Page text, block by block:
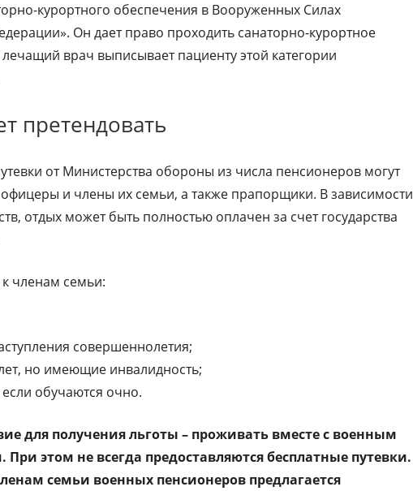
курортного обеспечения в Вооруженных Силах
Он дает право проходить санаторно-курортное
врач выписывает пациенту этой категории
претендовать
от Министерства обороны из числа пенсионеров могут
офицеры и члены их семьи, а также прапорщики. В зависимости
отдых может быть полностью оплачен за счет государства
к членам семьи:
совершеннолетия;
но имеющие инвалидность;
если обучаются очно.
для получения льготы – проживать вместе с военным
При этом не всегда предоставляются бесплатные путевки.
семьи военных пенсионеров предлагается